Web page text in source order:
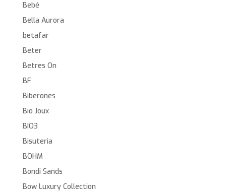
Bebé
Bella Aurora
betafar
Beter
Betres On
BF
Biberones
Bio Joux
BIO3
Bisuteria
BOHM
Bondi Sands
Bow Luxury Collection